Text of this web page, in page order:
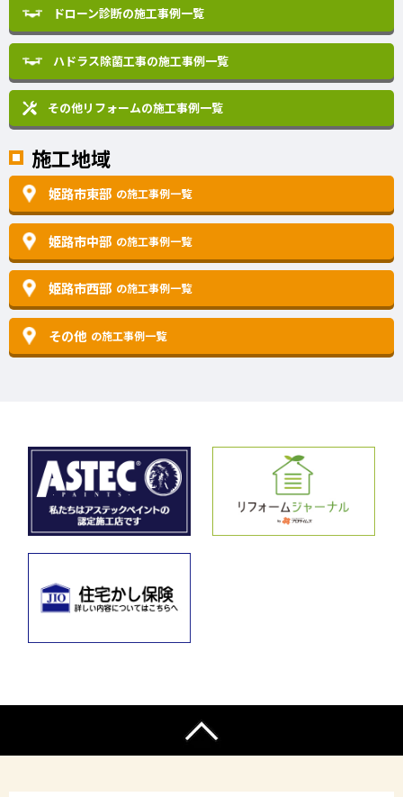
ドローン診断の施工事例一覧
ハドラス除菌工事の施工事例一覧
その他リフォームの施工事例一覧
施工地域
姫路市東部 の施工事例一覧
姫路市中部 の施工事例一覧
姫路市西部 の施工事例一覧
その他 の施工事例一覧